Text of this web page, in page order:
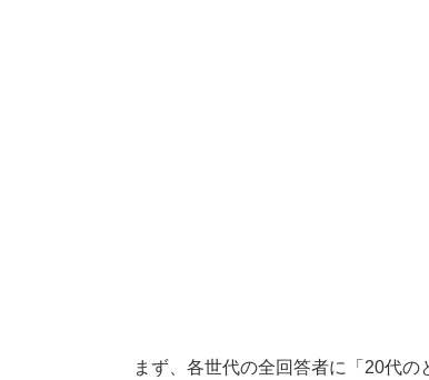
まず、各世代の全回答者に「20代の